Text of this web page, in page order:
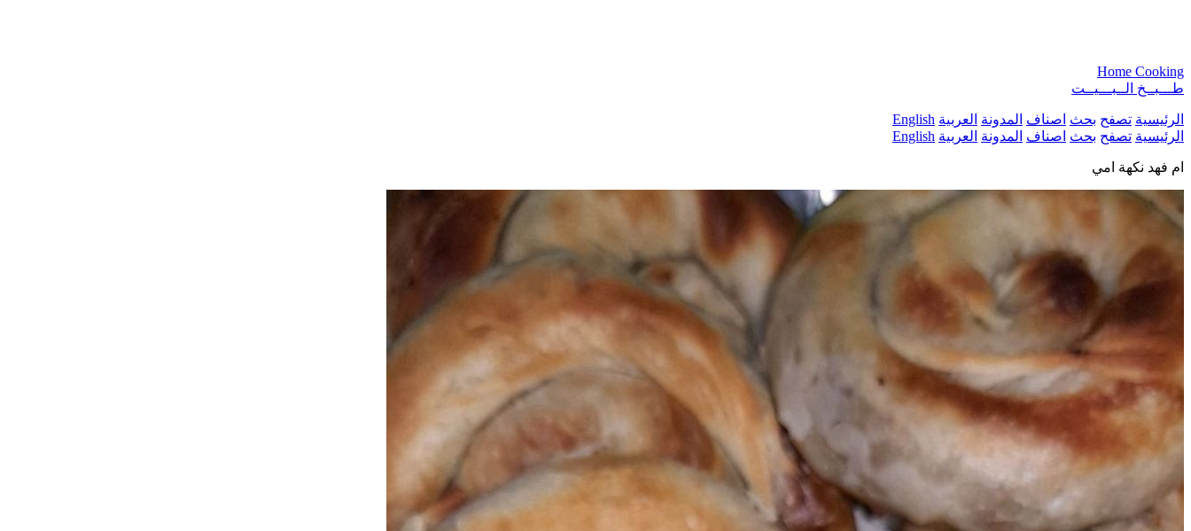
Home Cooking
طـــبــخ الــبـــيــت
الرئيسية تصفح بحث اصناف المدونة العربية English
الرئيسية تصفح بحث اصناف المدونة العربية English
ام فهد نكهة امي